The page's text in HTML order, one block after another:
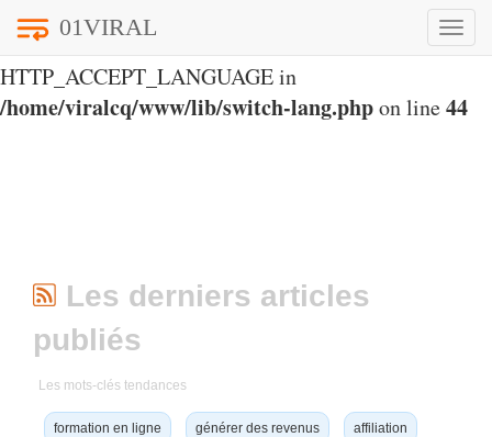
Notice
HTTP_ACCEPT_LANGUAGE in
/home/viralcq/www/lib/switch-lang.phpon line44
Toggle
01VIRAL
Les derniers articles
publiés
Les mots-clés tendances
formation en ligne générer des revenus affiliation